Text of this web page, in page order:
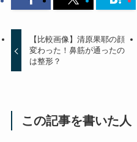
【比較画像】清原果耶の顔
変わった！鼻筋が通ったの
は整形？
この記事を書いた人